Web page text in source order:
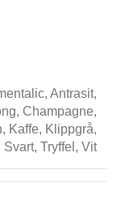
, Antrasit,
, Champagne,
, Kaffe, Klippgrå,
Svart, Tryffel , Vit